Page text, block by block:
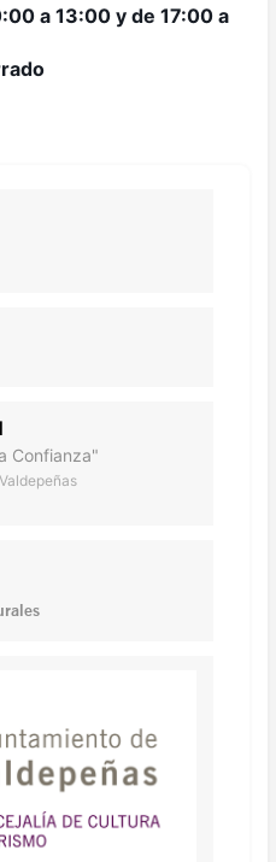
a 13:00 y de 17:00 a
Confianza"